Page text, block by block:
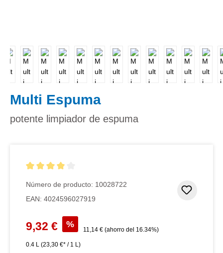
Multi Espuma
potente limpiador de espuma
Número de producto: 10028722
EAN: 4024596027919
Precio de venta:
9,32 € % Precio normal:
11,14 € (ahorro del 16.34%)
0.4 L (23,30 €* / 1 L)